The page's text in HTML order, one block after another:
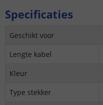
Specificaties
Geschikt voor
Lengte kabel
Kleur
Type stekker